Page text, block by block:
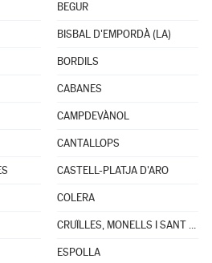
BEGUR
BISBAL D'EMPORDÀ (LA)
BORDILS
CABANES
CAMPDEVÀNOL
CANTALLOPS
CASTELL-PLATJA D'ARO
COLERA
CRUÏLLES, MONELLS I SANT SADURNÍ DE L'HEURA
ESPOLLA